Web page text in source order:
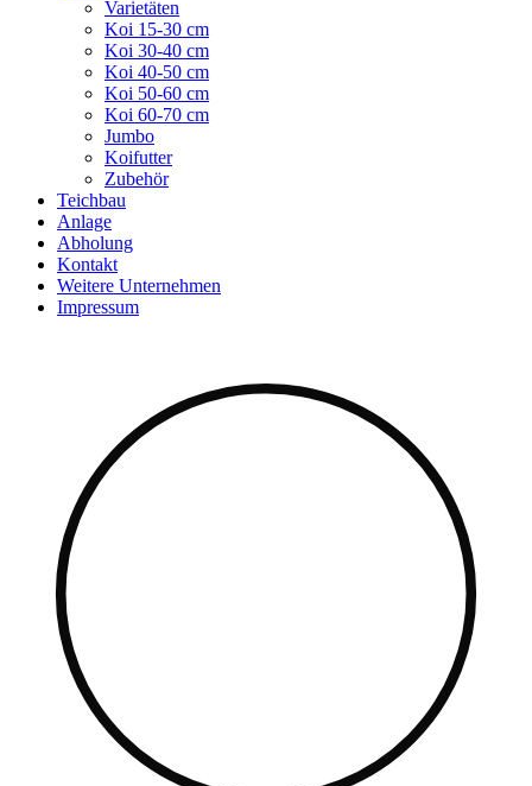
Varietäten
Koi 15-30 cm
Koi 30-40 cm
Koi 40-50 cm
Koi 50-60 cm
Koi 60-70 cm
Jumbo
Koifutter
Zubehör
Teichbau
Anlage
Abholung
Kontakt
Weitere Unternehmen
Impressum